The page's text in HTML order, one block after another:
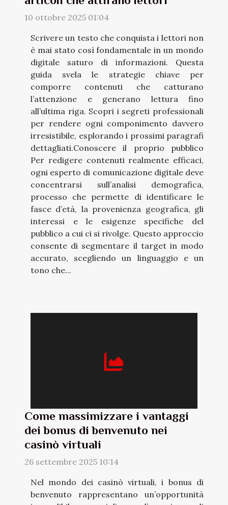
10 ottobre 2025 01:04
Scrivere un testo che conquista i lettori non
è mai stato così fondamentale in un mondo
digitale saturo di informazioni. Questa
guida svela le strategie chiave per
comporre contenuti che catturano
l’attenzione e generano lettura fino
all’ultima riga. Scopri i segreti professionali
per rendere ogni componimento davvero
irresistibile, esplorando i prossimi paragrafi
dettagliati.Conoscere il proprio pubblico
Per redigere contenuti realmente efficaci,
ogni esperto di comunicazione digitale deve
concentrarsi sull’analisi demografica,
processo che permette di identificare le
fasce d’età, la provenienza geografica, gli
interessi e le esigenze specifiche del
pubblico a cui ci si rivolge. Questo approccio
consente di segmentare il target in modo
accurato, scegliendo un linguaggio e un
tono che...
Come massimizzare i vantaggi
dei bonus di benvenuto nei
casinò virtuali
26 settembre 2025 10:14
Nel mondo dei casinò virtuali, i bonus di
benvenuto rappresentano un’opportunità